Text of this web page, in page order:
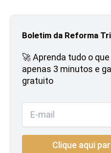
Boletim da Reforma
🚀 Aprenda tudo o
apenas 3 minutos e
gratuito